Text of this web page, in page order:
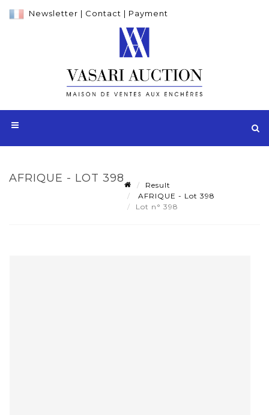
Newsletter | Contact | Payment
AFRIQUE - LOT 398
Result
AFRIQUE - Lot 398
Lot n° 398